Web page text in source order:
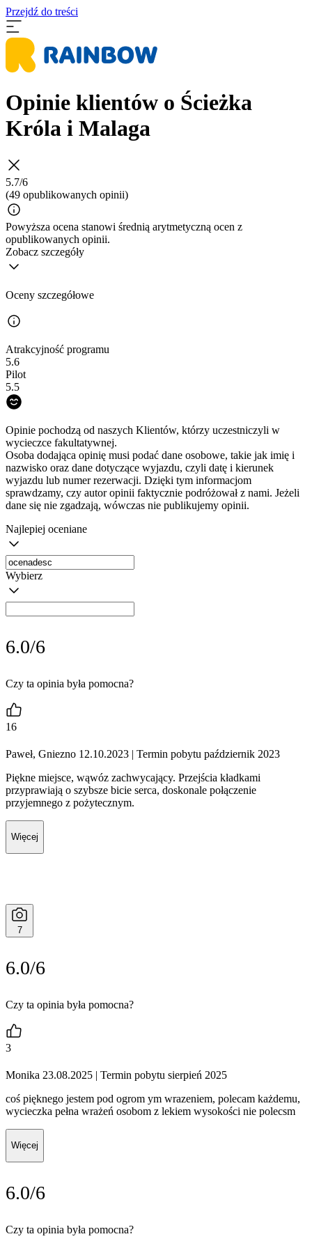
Przejdź do treści
Opinie klientów o Ścieżka
Króla i Malaga
5.7/6
(49 opublikowanych opinii)
Powyższa ocena stanowi średnią arytmetyczną ocen z
opublikowanych opinii.
Zobacz szczegóły
Oceny szczegółowe
Atrakcyjność programu
5.6
Pilot
5.5
Opinie pochodzą od naszych Klientów, którzy uczestniczyli w
wycieczce fakultatywnej.
Osoba dodająca opinię musi podać dane osobowe, takie jak imię i
nazwisko oraz dane dotyczące wyjazdu, czyli datę i kierunek
wyjazdu lub numer rezerwacji. Dzięki tym informacjom
sprawdzamy, czy autor opinii faktycznie podróżował z nami. Jeżeli
dane się nie zgadzają, wówczas nie publikujemy opinii.
Najlepiej oceniane
Wybierz
6.0/6
Czy ta opinia była pomocna?
16
Paweł, Gniezno 12.10.2023 | Termin pobytu październik 2023
Piękne miejsce, wąwóz zachwycający. Przejścia kładkami
przyprawiają o szybsze bicie serca, doskonale połączenie
przyjemnego z pożytecznym.
Więcej
7
6.0/6
Czy ta opinia była pomocna?
3
Monika 23.08.2025 | Termin pobytu sierpień 2025
coś pięknego jestem pod ogrom ym wrazeniem, polecam każdemu,
wycieczka pełna wrażeń osobom z lekiem wysokości nie polecsm
Więcej
6.0/6
Czy ta opinia była pomocna?